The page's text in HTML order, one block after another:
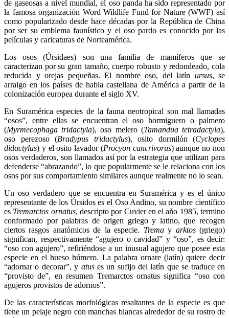
de gaseosas a nivel mundial, el oso panda ha sido representado por
la famosa organización Word Wildlife Fund for Nature (WWF) así
como popularizado desde hace décadas por la República de China
por ser su emblema faunístico y el oso pardo es conocido por las
películas y caricaturas de Norteamérica.
Los osos (Úrsidaes) son una familia de mamíferos que se
caracterizan por su gran tamaño, cuerpo robusto y redondeado, cola
reducida y orejas pequeñas. El nombre oso, del latín ursus, se
arraigo en los países de habla castellana de América a partir de la
colonización europea durante el siglo XV.
En Suramérica especies de la fauna neotropical son mal llamadas
“osos”, entre ellas se encuentran el oso hormiguero o palmero
(Myrmecophaga tridactyla), oso melero (Tamandua tetradactyla),
oso perezoso (Bradypus tridactylus), osito dormilón (Cyclopes
didactylus) y el osito lavador (Procyon cancrivorus) aunque no non
osos verdaderos, son llamados así por la estrategia que utilizan para
defenderse “abrazando”, lo que popularmente se le relaciona con los
osos por sus comportamiento similares aunque realmente no lo sean.
Un oso verdadero que se encuentra en Suramérica y es el único
representante de los Úrsidos es el Oso Andino, su nombre científico
es Tremarctos ornatus, descripto por Cuvier en el año 1985, termino
conformado por palabras de origen griego y latino, que recogen
ciertos rasgos anatómicos de la especie. Tremay arktos(griego)
significan, respectivamente “agujero o cavidad” y “oso”, es decir:
“oso con agujero”, refiriéndose a un inusual agujero que posee esta
especie en el hueso húmero. La palabra ornare (latín) quiere decir
“adornar o decorar”, y atuses un sufijo del latín que se traduce en
“provisto de”, en resumen Tremarctos ornatus significa “oso con
agujeros provistos de adornos”.
De las características morfológicas resaltantes de la especie es que
tiene un pelaje negro con manchas blancas alrededor de su rostro de